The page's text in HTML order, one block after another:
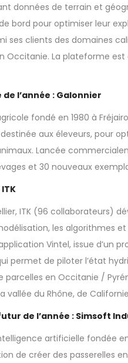
données de terrain et
bord pour optimiser leur
ses clients des domaines
Occitanie. La plateforme
l’année : Galonnier
fondé en 1980 à
aux éleveurs, pour
Lancée
et 30 nouveaux
ITK (96 collaborateurs)
les algorithmes
Vintel, issue d’un
qui permet de piloter l’état
parcelles en Occitanie /
vallée du Rhône, de
de l’année : Simsoft
artificielle fondée
de créer des passerelles